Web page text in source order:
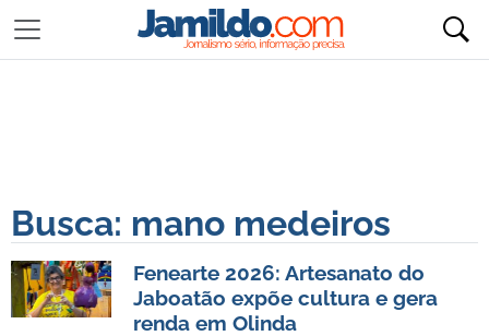
Busca: mano medeiros
Fenearte 2026: Artesanato do
Jaboatão expõe cultura e gera
renda em Olinda